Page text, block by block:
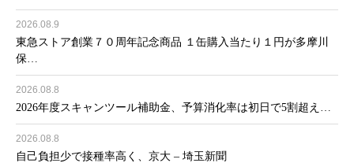
2026.08.9
東急ストア創業７０周年記念商品 １缶購入当たり１円が多摩川
保…
2026.08.8
2026年度スキャンツール補助金、予算消化率は初日で5割超え…
2026.08.8
自己負担少で接種率高く、京大 – 埼玉新聞